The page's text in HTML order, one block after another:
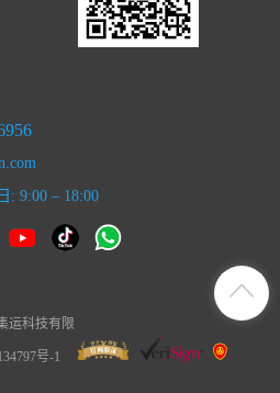
: 9:00 – 18:00
运科技有限
号-1